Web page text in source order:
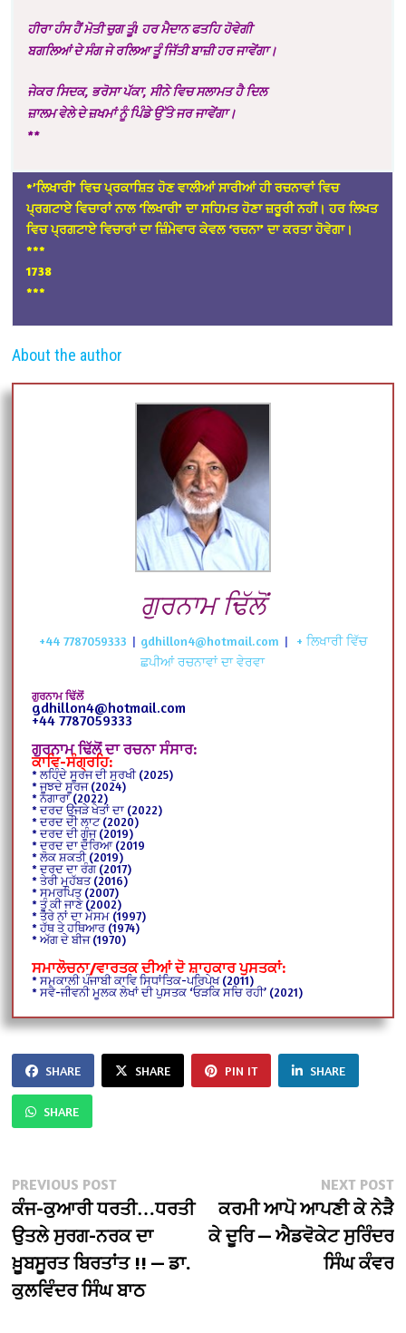
ਹੀਰਾ ਹੰਸ ਹੈਂ ਮੋਤੀ ਚੁਗ ਤੂੰ! ਹਰ ਮੈਦਾਨ ਫਤਹਿ ਹੋਵੇਗੀ
ਬਗਲਿਆਂ ਦੇ ਸੰਗ ਜੇ ਰਲਿਆ ਤੂੰ ਜਿੱਤੀ ਬਾਜ਼ੀ ਹਰ ਜਾਵੇਂਗਾ।
ਜੇਕਰ ਸਿਦਕ, ਭਰੋਸਾ ਪੱਕਾ, ਸੀਨੇ ਵਿਚ ਸਲਾਮਤ ਹੈ ਦਿਲ
ਜ਼ਾਲਮ ਵੇਲੇ ਦੇ ਜ਼ਖਮਾਂ ਨੂੰ ਪਿੰਡੇ ਉੱਤੇ ਜਰ ਜਾਵੇਂਗਾ।
**
*’ਲਿਖਾਰੀ’ ਵਿਚ ਪ੍ਰਕਾਸ਼ਿਤ ਹੋਣ ਵਾਲੀਆਂ ਸਾਰੀਆਂ ਹੀ ਰਚਨਾਵਾਂ ਵਿਚ
ਪ੍ਰਗਟਾਏ ਵਿਚਾਰਾਂ ਨਾਲ ‘ਲਿਖਾਰੀ’ ਦਾ ਸਹਿਮਤ ਹੋਣਾ ਜ਼ਰੂਰੀ ਨਹੀਂ। ਹਰ ਲਿਖਤ
ਵਿਚ ਪ੍ਰਗਟਾਏ ਵਿਚਾਰਾਂ ਦਾ ਜ਼ਿੰਮੇਵਾਰ ਕੇਵਲ ‘ਰਚਨਾ’ ਦਾ ਕਰਤਾ ਹੋਵੇਗਾ।
***
1738
***
About the author
ਗੁਰਨਾਮ ਢਿੱਲੋਂ
+44 7787059333 | gdhillon4@hotmail.com |
+ ਲਿਖਾਰੀ ਵਿੱਚ
ਛਪੀਆਂ ਰਚਨਾਵਾਂ ਦਾ ਵੇਰਵਾ
ਗੁਰਨਾਮ ਢਿੱਲੋਂ
gdhillon4@hotmail.com
+44 7787059333
ਗੁਰਨਾਮ ਢਿੱਲੋਂ ਦਾ ਰਚਨਾ ਸੰਸਾਰ:
ਕਾਵਿ-ਸੰਗ੍ਰਹਿ:
* ਲਹਿੰਦੇ ਸੂਰਜ ਦੀ ਸੁਰਖੀ (2025)
* ਜੂਝਦੇ ਸੂਰਜ (2024)
* ਨਗਾਰਾ (2022)
* ਦਰਦ ਉਜੜੇ ਖੇਤਾਂ ਦਾ (2022)
* ਦਰਦ ਦੀ ਲਾਟ (2020)
* ਦਰਦ ਦੀ ਗੂੰਜ (2019)
* ਦਰਦ ਦਾ ਦਰਿਆ (2019
* ਲੋਕ ਸ਼ਕਤੀ (2019)
* ਦਰਦ ਦਾ ਰੰਗ (2017)
* ਤੇਰੀ ਮੁਹੱਬਤ (2016)
* ਸਮਰਪਿਤ (2007)
* ਤੂੰ ਕੀ ਜਾਣੇ (2002)
* ਤੇਰੇ ਨਾਂ ਦਾ ਮੌਸਮ (1997)
* ਹੱਥ ਤੇ ਹਥਿਆਰ (1974)
* ਅੱਗ ਦੇ ਬੀਜ (1970)
ਸਮਾਲੋਚਨਾ/ਵਾਰਤਕ ਦੀਆਂ ਦੋ ਸ਼ਾਹਕਾਰ ਪੁਸਤਕਾਂ:
* ਸਮਕਾਲੀ ਪੰਜਾਬੀ ਕਾਵਿ ਸਿਧਾਂਤਿਕ-ਪਰਿਪੇਖ (2011)
* ਸਵੈ-ਜੀਵਨੀ ਮੂਲਕ ਲੇਖਾਂ ਦੀ ਪੁਸਤਕ ‘ਓੜਕਿ ਸਚਿ ਰਹੀ’ (2021)
SHARE SHARE PIN IT SHARE
SHARE
Post
navigation
PREVIOUS POSTPrevious
post:
ਕੰਜ-ਕੁਆਰੀ ਧਰਤੀ…ਧਰਤੀ
ਉਤਲੇ ਸੁਰਗ-ਨਰਕ ਦਾ
ਖ਼ੂਬਸੂਰਤ ਬਿਰਤਾਂਤ !! — ਡਾ.
ਕੁਲਵਿੰਦਰ ਸਿੰਘ ਬਾਠ
NEXT POST
ਕਰਮੀ ਆਪੋ ਆਪਣੀ ਕੇ ਨੇੜੈ
ਕੇ ਦੂਰਿ — ਐਡਵੋਕੇਟ ਸੁਰਿੰਦਰ
ਸਿੰਘ ਕੰਵਰ